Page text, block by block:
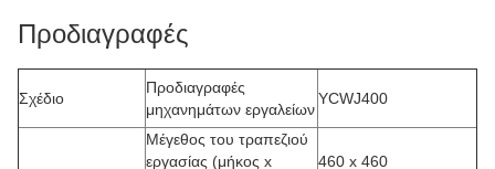
Προδιαγραφές
Σχέδιο
Προδιαγραφές
μηχανημάτων εργαλείων
YCWJ400
Μέγεθος του τραπεζιού
εργασίας (μήκος x
460 x 460